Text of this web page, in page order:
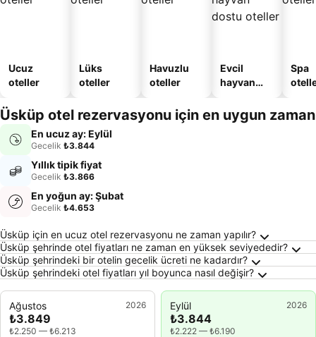
Ucuz
oteller
Lüks
oteller
Havuzlu
oteller
Evcil
hayvan
oteller
Spa
Üsküp otel rezervasyonu için en uygun zaman
En ucuz ay: Eylül
Gecelik ₺3.844
Yıllık tipik fiyat
Gecelik ₺3.866
En yoğun ay: Şubat
Gecelik ₺4.653
Üsküp Hakkında Sıkça Sorulan Sorular
Üsküp için en ucuz otel rezervasyonu ne zaman yapılır?
Üsküp şehrinde otel fiyatları ne zaman en yüksek seviyededir?
Üsküp şehrindeki bir otelin gecelik ücreti ne kadardır?
Üsküp şehrindeki otel fiyatları yıl boyunca nasıl değişir?
Ağustos 2026
₺3.849
₺2.250 — ₺6.213
Eylül 2026
₺3.844
₺2.222 — ₺6.190